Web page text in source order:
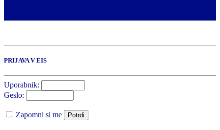
PRIJAVA V EIS
Uporabnik:
Geslo:
Zapomni si me Potrdi